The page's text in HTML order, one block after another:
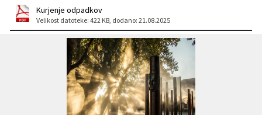
Kurjenje odpadkov
Velikost datoteke: 422 KB , dodano: 21.08.2025